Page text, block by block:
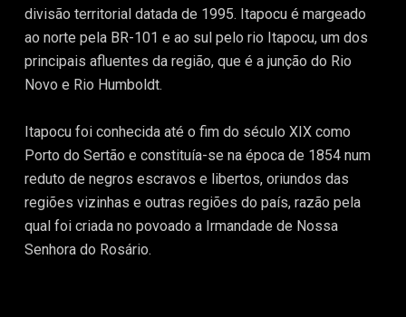
divisão territorial datada de 1995. Itapocu é margeado
ao norte pela BR-101 e ao sul pelo rio Itapocu, um dos
principais afluentes da região, que é a junção do Rio
Novo e Rio Humboldt.
Itapocu foi conhecida até o fim do século XIX como
Porto do Sertão e constituía-se na época de 1854 num
reduto de negros escravos e libertos, oriundos das
regiões vizinhas e outras regiões do país, razão pela
qual foi criada no povoado a Irmandade de Nossa
Senhora do Rosário.